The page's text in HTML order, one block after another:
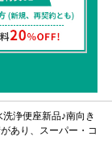
浄便座新品♪南向き
あり、スーパー・コ